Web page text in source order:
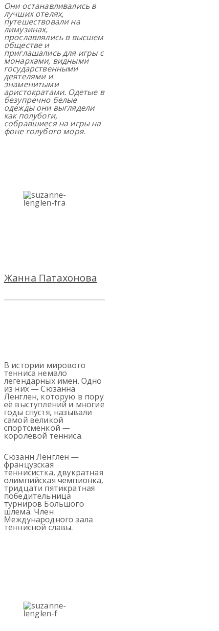
Они останавливались в
лучших отелях,
путешествовали на
лимузинах,
прославлялись в высшем
обществе и
приглашались для игры с
монархами, видными
государственными
деятелями и
знаменитыми
аристократами. Одетые в
безупречно белые
одежды они выглядели
как полубоги,
собравшиеся на игры на
фоне голубого моря.
Жанна Патахонова
В истории мирового
тенниса немало
легендарных имен. Одно
из них — Сюзанна
Ленглен, которую в пору
её выступлений и многие
годы спустя, называли
самой великой
спортсменкой —
королевой тенниса.
Сюзанн Ленглен —
французская
теннисистка, двукратная
олимпийская чемпионка,
тридцати пятикратная
победительница
турниров Большого
шлема. Член
Международного зала
теннисной славы.